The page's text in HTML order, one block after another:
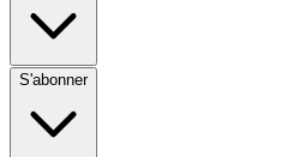
S'abonner